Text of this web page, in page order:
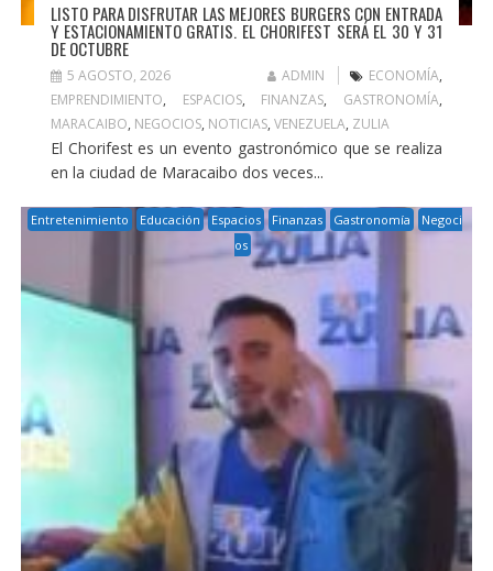
LISTO PARA DISFRUTAR LAS MEJORES BURGERS CON ENTRADA
Y ESTACIONAMIENTO GRATIS. EL CHORIFEST SERÁ EL 30 Y 31
DE OCTUBRE
5 AGOSTO, 2026 ADMIN ECONOMÍA,
EMPRENDIMIENTO, ESPACIOS, FINANZAS, GASTRONOMÍA,
MARACAIBO, NEGOCIOS, NOTICIAS, VENEZUELA, ZULIA
El Chorifest es un evento gastronómico que se realiza
en la ciudad de Maracaibo dos veces...
Entretenimiento Educación Espacios Finanzas Gastronomía
Negoci
os